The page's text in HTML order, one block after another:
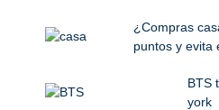
¿Compras
puntos y evita
BTS
york